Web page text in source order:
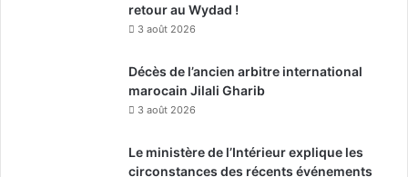
retour au Wydad !
3 août 2026
Décès de l’ancien arbitre international
marocain Jilali Gharib
3 août 2026
Le ministère de l’Intérieur explique les
circonstances des récents événements